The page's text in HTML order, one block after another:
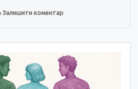
Залишити коментар